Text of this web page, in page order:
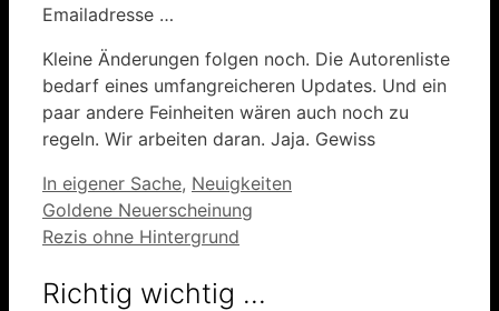
Emailadresse …
Kleine Änderungen folgen noch. Die Autorenliste
bedarf eines umfangreicheren Updates. Und ein
paar andere Feinheiten wären auch noch zu
regeln. Wir arbeiten daran. Jaja. Gewiss
Kategorien
In eigener Sache, Neuigkeiten
Goldene Neuerscheinung
Rezis ohne Hintergrund
Richtig wichtig …